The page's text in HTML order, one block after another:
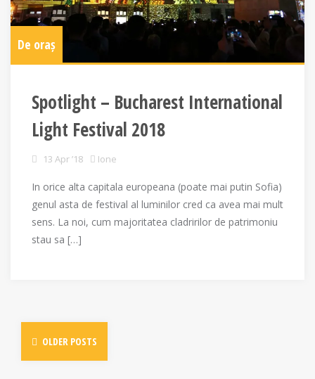
De oraș
Spotlight – Bucharest International
Light Festival 2018
13 Apr ’18 Ione
In orice alta capitala europeana (poate mai putin Sofia)
genul asta de festival al luminilor cred ca avea mai mult
sens. La noi, cum majoritatea cladririlor de patrimoniu
stau sa […]
Posts
navigation
OLDER POSTS